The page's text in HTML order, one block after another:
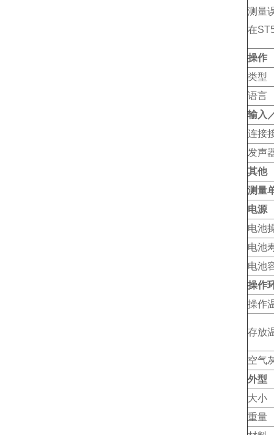
测量
在
操作
类型
语言
输入
连接
发声
其他
测量
电源
电
电
电池
操作
操作
存放
空气
外型
大小
重